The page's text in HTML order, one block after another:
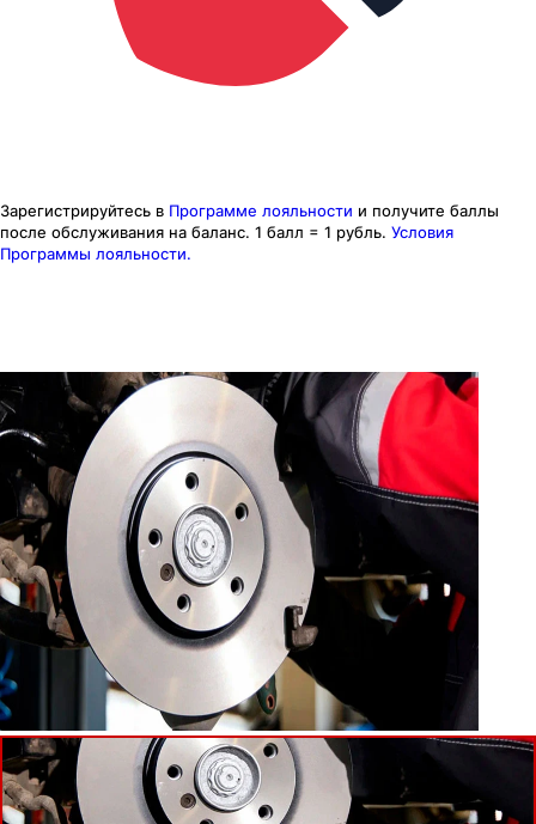
Зарегистрируйтесь в Программе лояльности и получите баллы
после обслуживания на баланс. 1 балл = 1 рубль. Условия
Программы лояльности.